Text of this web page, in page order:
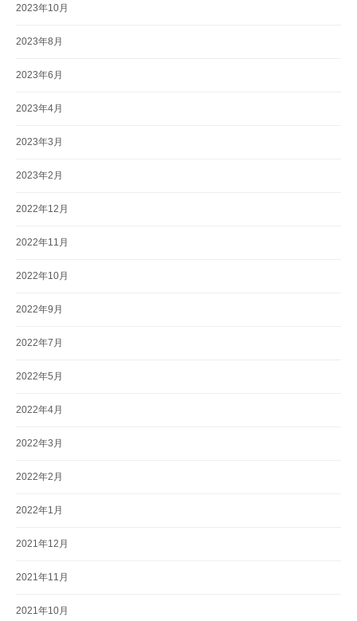
2023年10月
2023年8月
2023年6月
2023年4月
2023年3月
2023年2月
2022年12月
2022年11月
2022年10月
2022年9月
2022年7月
2022年5月
2022年4月
2022年3月
2022年2月
2022年1月
2021年12月
2021年11月
2021年10月